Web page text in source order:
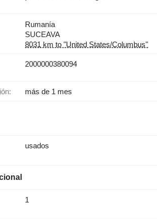
Rumanía
SUCEAVA
8031 km to "United States/Columbus"
2000000380094
más de 1 mes
usados
1